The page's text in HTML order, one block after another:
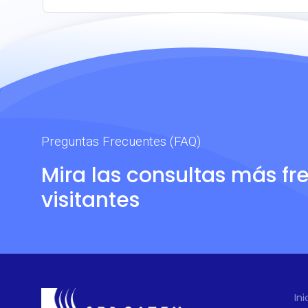
calor
Preguntas Frecuentes (FAQ)
Mira las consultas más
visitantes